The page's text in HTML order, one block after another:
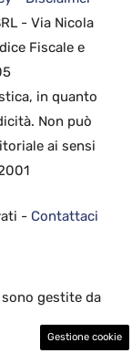
- Via Nicola
Fiscale e
in quanto
Non può
ai sensi
- Contattaci
gestite da
Gestione cookie